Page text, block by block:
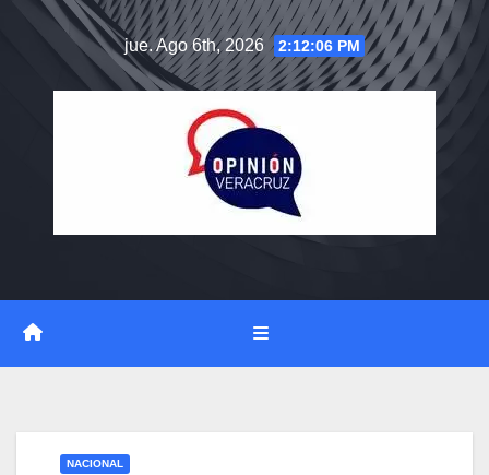
jue. Ago 6th, 2026 2:12:07 PM
NACIONAL